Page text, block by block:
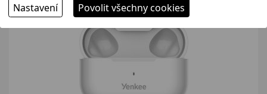
Nastavení Povolit všechny cookies